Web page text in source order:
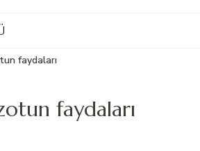
faydaları
faydaları